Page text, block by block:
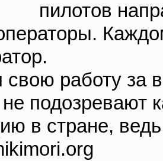
пилотов
работу за
подозревают
в стране,